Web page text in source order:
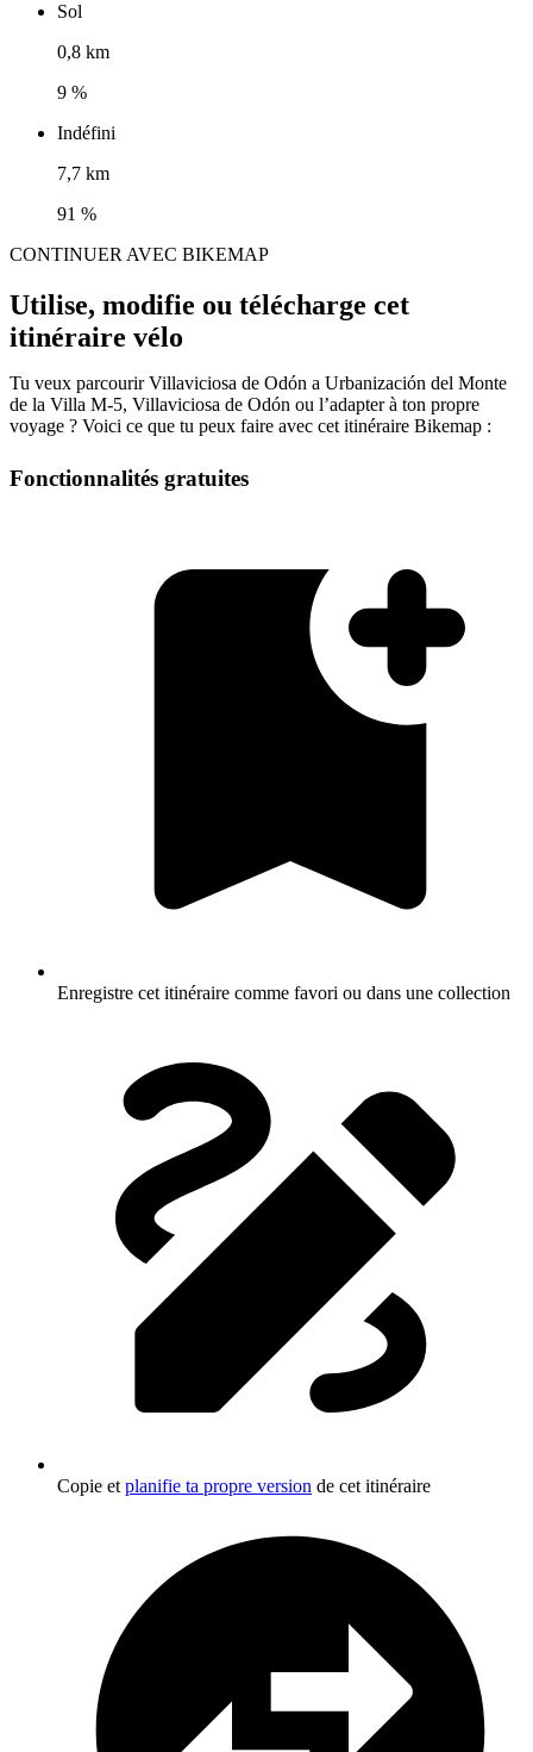
Sol
0,8 km
9 %
Indéfini
7,7 km
91 %
CONTINUER AVEC BIKEMAP
Utilise, modifie ou télécharge cet
itinéraire vélo
Tu veux parcourir Villaviciosa de Odón a Urbanización del Monte
de la Villa M-5, Villaviciosa de Odón ou l’adapter à ton propre
voyage ? Voici ce que tu peux faire avec cet itinéraire Bikemap :
Fonctionnalités gratuites
Enregistre cet itinéraire comme favori ou dans une collection
Copie et planifie ta propre version de cet itinéraire